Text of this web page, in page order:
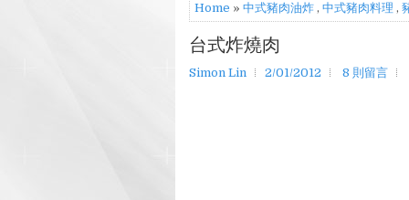
Home » 中式豬肉油炸 , 中式豬肉料理 ,
台式炸燒肉
Simon Lin 2/01/2012 8 則留言